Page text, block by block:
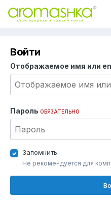
Войти
Отображаемое имя или
Пароль ОБЯЗАТЕЛЬНО
Запомнить
Не рекомендуется для